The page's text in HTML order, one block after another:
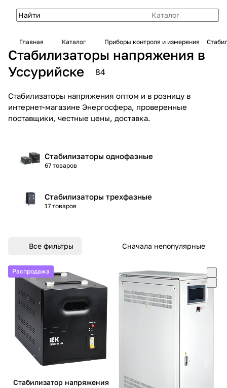
Каталог
Главная Каталог Приборы контроля и измерения
Стабилизаторы напряжения в
Уссурийске
84
Стабилизаторы напряжения оптом и в розницу в
интернет-магазине Энергосфера, проверенные
поставщики, честные цены, доставка.
Стабилизаторы однофазные
67 товаров
Стабилизаторы трехфазные
17 товаров
Все фильтры Сначала непопулярные
Стабилизатор напряжения
Распродажа
Распродажа
Распродажа